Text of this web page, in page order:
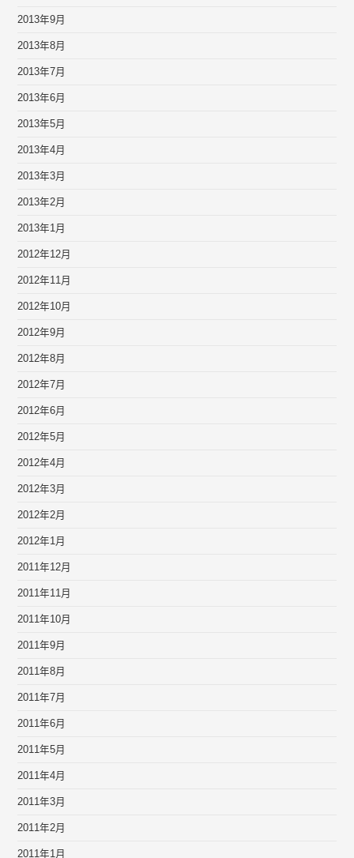
2013年9月
2013年8月
2013年7月
2013年6月
2013年5月
2013年4月
2013年3月
2013年2月
2013年1月
2012年12月
2012年11月
2012年10月
2012年9月
2012年8月
2012年7月
2012年6月
2012年5月
2012年4月
2012年3月
2012年2月
2012年1月
2011年12月
2011年11月
2011年10月
2011年9月
2011年8月
2011年7月
2011年6月
2011年5月
2011年4月
2011年3月
2011年2月
2011年1月